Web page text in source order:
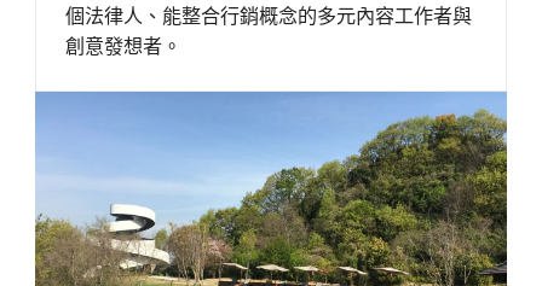
個法律人、能整合行銷概念的多元內容工作者與
創意發想者。